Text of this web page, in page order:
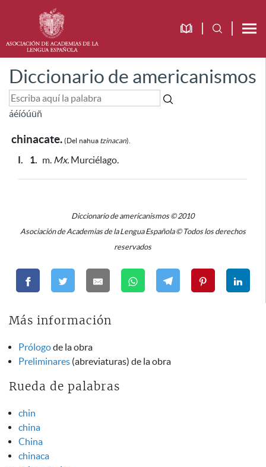
Diccionario de americanismos
áéíóúüñ
chinacate. (Del nahua tzinacan).
I. 1. m. Mx. Murciélago.
Diccionario de americanismos © 2010
Asociación de Academias de la Lengua Española © Todos los derechos
reservados
Más información
Prólogode la obra
Preliminares (abreviaturas) de la obra
Rueda de palabras
chin
china
China
chinaca